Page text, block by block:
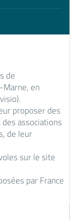
de
en
proposer des
associations
de leur
sur le site
par France